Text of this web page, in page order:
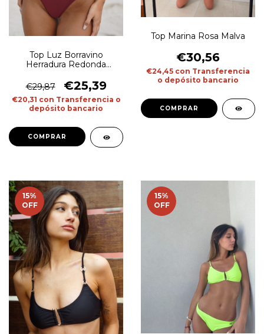
Top Luz Borravino
Herradura Redonda
€29,87
€25,39
€20,31 con Transferencia o
depósito bancario
COMPRAR
Top Marina Rosa Malva
€30,56
€24,45 con Transferencia
o depósito bancario
COMPRAR
15%
OFF
15%
OFF